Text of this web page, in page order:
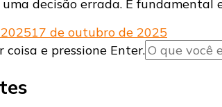
decisão errada. É fundamental
17 de outubro de 2025
coisa e pressione Enter.